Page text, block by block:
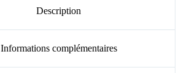
Description
Informations complémentaires